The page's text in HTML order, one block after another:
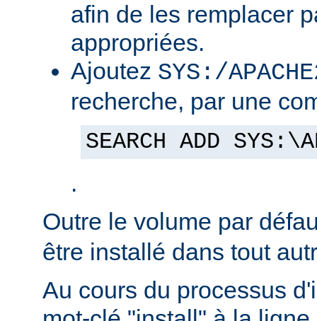
afin de les remplacer
appropriées.
Ajoutez SYS:/
recherche, par une
SEARCH ADD
.
Outre le volume par
être installé dans tout
Au cours du processus